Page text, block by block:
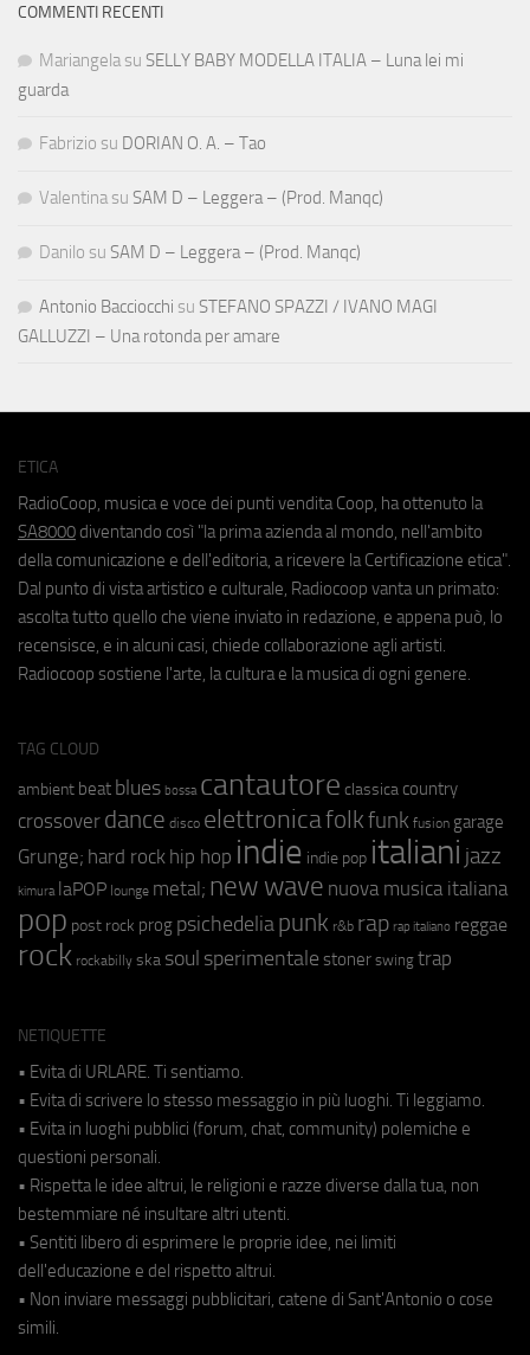
COMMENTI RECENTI
Mariangela su SELLY BABY MODELLA ITALIA – Luna lei mi
guarda
Fabrizio su DORIAN O. A. – Tao
Valentina su SAM D – Leggera – (Prod. Manqc)
Danilo su SAM D – Leggera – (Prod. Manqc)
Antonio Bacciocchi su STEFANO SPAZZI / IVANO MAGI
GALLUZZI – Una rotonda per amare
ETICA
RadioCoop, musica e voce dei punti vendita Coop, ha ottenuto la
SA8000 diventando così "la prima azienda al mondo, nell'ambito
della comunicazione e dell'editoria, a ricevere la Certificazione etica".
Dal punto di vista artistico e culturale, Radiocoop vanta un primato:
ascolta tutto quello che viene inviato in redazione, e appena può, lo
recensisce, e in alcuni casi, chiede collaborazione agli artisti.
Radiocoop sostiene l'arte, la cultura e la musica di ogni genere.
TAG CLOUD
ambient beat blues bossa cantautore classica country
crossover dance disco elettronicafolkfunk fusion garage
Grunge; hard rock hip hop indie indie pop italiani jazz
kimura laPOP lounge metal; new wave nuova musica italiana
pop post rock prog psichedeliapunk r&b rap rap italiano reggae
rock rockabilly ska soul sperimentale stoner swing trap
NETIQUETTE
• Evita di URLARE. Ti sentiamo.
• Evita di scrivere lo stesso messaggio in più luoghi. Ti leggiamo.
• Evita in luoghi pubblici (forum, chat, community) polemiche e
questioni personali.
• Rispetta le idee altrui, le religioni e razze diverse dalla tua, non
bestemmiare né insultare altri utenti.
• Sentiti libero di esprimere le proprie idee, nei limiti
dell'educazione e del rispetto altrui.
• Non inviare messaggi pubblicitari, catene di Sant'Antonio o cose
simili.